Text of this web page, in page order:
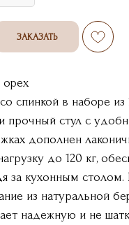
ЗАКАЗАТЬ
спинкой в наборе
прочный стул с
дополнен
до 120 кг,
за кухонным
из натуральной
надежную и не